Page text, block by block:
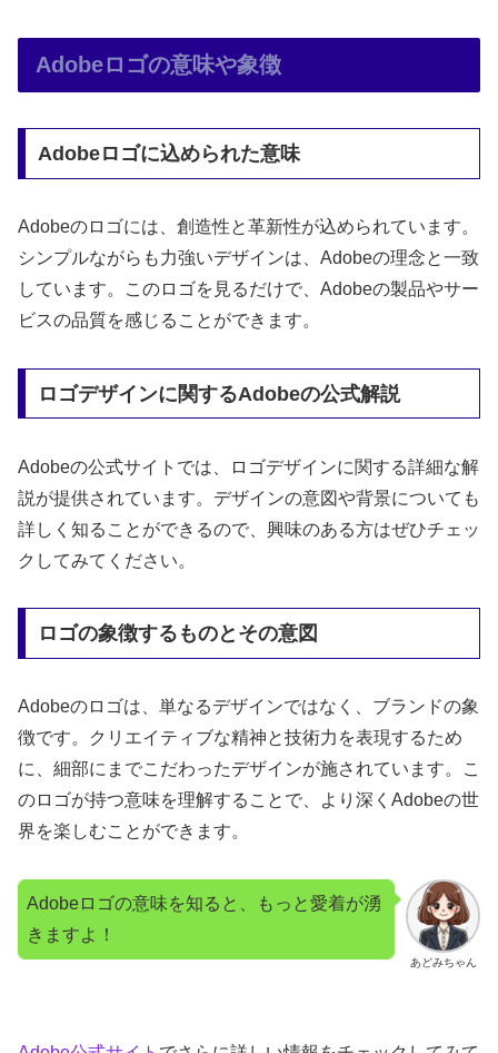
Adobeロゴの意味や象徴
Adobeロゴに込められた意味
Adobeのロゴには、創造性と革新性が込められています。
シンプルながらも力強いデザインは、Adobeの理念と一致
しています。このロゴを見るだけで、Adobeの製品やサー
ビスの品質を感じることができます。
ロゴデザインに関するAdobeの公式解説
Adobeの公式サイトでは、ロゴデザインに関する詳細な解
説が提供されています。デザインの意図や背景についても
詳しく知ることができるので、興味のある方はぜひチェッ
クしてみてください。
ロゴの象徴するものとその意図
Adobeのロゴは、単なるデザインではなく、ブランドの象
徴です。クリエイティブな精神と技術力を表現するため
に、細部にまでこだわったデザインが施されています。こ
のロゴが持つ意味を理解することで、より深くAdobeの世
界を楽しむことができます。
あどみちゃん
Adobeロゴの意味を知ると、もっと愛着が湧
きますよ！